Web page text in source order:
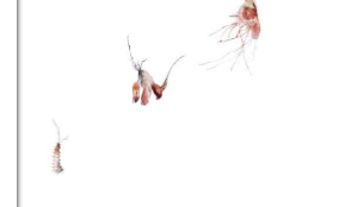
Aurembiaix Sabaté
7.900€